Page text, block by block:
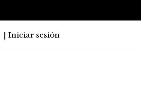
Iniciar sesión